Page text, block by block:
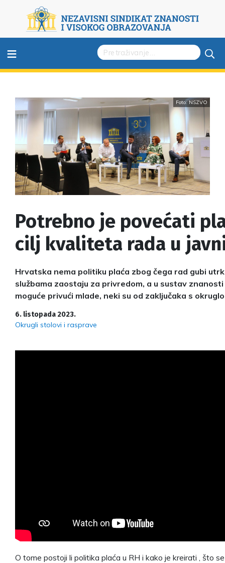
≡
Foto: NSZVO
Potrebno je povećati
cilj kvaliteta rada u
Hrvatska nema politiku plaća zbog čega rad gubi
službama zaostaju za privredom, a u sustav
moguće privući mlade, neki su od zaključaka s
6. listopada 2023.
Okrugli stolovi i rasprave
O tome postoji li politika plaća u RH i kako je kreirati , što